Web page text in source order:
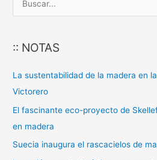
a
r
:: NOTAS
La sustentabilidad de la madera en
Victorero
El fascinante eco-proyecto de
en madera
Suecia inaugura el rascacielos de